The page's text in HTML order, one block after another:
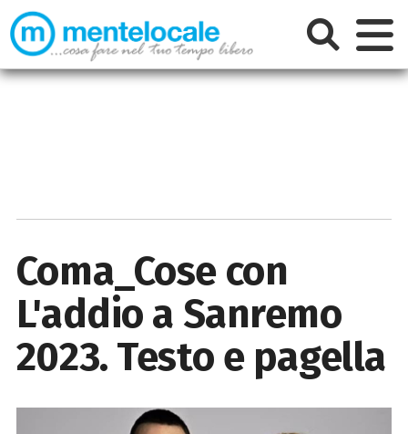
Coma_Cose con
L'addio a Sanremo
2023. Testo e pagella